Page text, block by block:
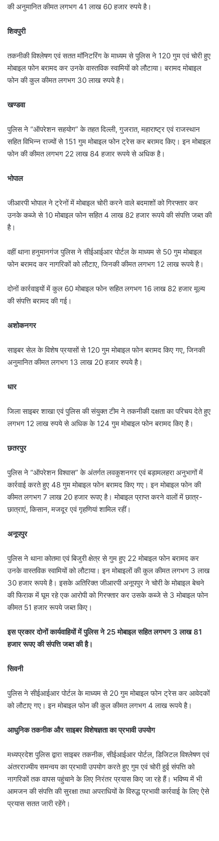
की अनुमानित कीमत लगभग 41 लाख 60 हजार रुपये है।
शिवपुरी
तकनीकी विश्लेषण एवं सतत मॉनिटरिंग के माध्यम से पुलिस ने 120 गुम एवं चोरी हुए
मोबाइल फोन बरामद कर उनके वास्तविक स्वामियों को लौटाया। बरामद मोबाइल
फोन की कुल कीमत लगभग 30 लाख रुपये है।
खण्डवा
पुलिस ने “ऑपरेशन सहयोग” के तहत दिल्ली, गुजरात, महाराष्ट्र एवं राजस्थान
सहित विभिन्न राज्यों से 151 गुम मोबाइल फोन ट्रेस कर बरामद किए। इन मोबाइल
फोन की कीमत लगभग 22 लाख 84 हजार रूपये से अधिक है।
भोपाल
जीआरपी भोपाल ने ट्रेनों में मोबाइल चोरी करने वाले बदमाशों को गिरफ्तार कर
उनके कब्जे से 10 मोबाइल फोन सहित 4 लाख 82 हजार रूपये की संपत्ति जब्‍त की
है।
वहीं थाना हनुमानगंज पुलिस ने सीईआईआर पोर्टल के माध्यम से 50 गुम मोबाइल
फोन बरामद कर नागरिकों को लौटाए, जिनकी कीमत लगभग 12 लाख रूपये है।
दोनों कार्रवाइयों में कुल 60 मोबाइल फोन सहित लगभग 16 लाख 82 हजार मूल्य
की संपत्ति बरामद की गई।
अशोकनगर
साइबर सेल के विशेष प्रयासों से 120 गुम मोबाइल फोन बरामद किए गए, जिनकी
अनुमानित कीमत लगभग 13 लाख 20 हजार रुपये है।
धार
जिला साइबर शाखा एवं पुलिस की संयुक्त टीम ने तकनीकी दक्षता का परिचय देते हुए
लगभग 12 लाख रुपये से अधिक के 124 गुम मोबाइल फोन बरामद किए है।
छतरपुर
पुलिस ने “ऑपरेशन विश्वास” के अंतर्गत लवकुशनगर एवं बड़ामलहरा अनुभागों में
कार्रवाई करते हुए 48 गुम मोबाइल फोन बरामद किए गए। इन मोबाइल फोन की
कीमत लगभग 7 लाख 20 हजार रूपए है। मोबाइल प्राप्त करने वालों में छात्र-
छात्राएं, किसान, मजदूर एवं गृहणियां शामिल रहीं।
अनूपपुर
पुलिस ने थाना कोतमा एवं बिजुरी क्षेत्र से गुम हुए 22 मोबाइल फोन बरामद कर
उनके वास्तविक स्वामियों को लौटाया। इन मोबाइलों की कुल कीमत लगभग 3 लाख
30 हजार रूपये है। इसके अतिरिक्त जीआरपी अनूपपुर ने चोरी के मोबाइल बेचने
की फिराक में घूम रहे एक आरोपी को गिरफ्तार कर उसके कब्जे से 3 मोबाइल फोन
कीमत 51 हजार रूपये जब्त किए।
इस प्रकार दोनों कार्यवाहियों में पुलिस ने 25 मोबाइल सहित लगभग 3 लाख 81
हजार रूपए की संपत्ति जब्‍त की है।
सिवनी
पुलिस ने सीईआईआर पोर्टल के माध्यम से 20 गुम मोबाइल फोन ट्रेस कर आवेदकों
को लौटाए गए। इन मोबाइल फोन की कुल कीमत लगभग 4 लाख रूपये है।
आधुनिक तकनीक और साइबर विशेषज्ञता का प्रभावी उपयोग
मध्यप्रदेश पुलिस द्वारा साइबर तकनीक, सीईआईआर पोर्टल, डिजिटल विश्लेषण एवं
अंतरराज्यीय समन्वय का प्रभावी उपयोग करते हुए गुम एवं चोरी हुई संपत्ति को
नागरिकों तक वापस पहुंचाने के लिए निरंतर प्रयास किए जा रहे हैं। भविष्य में भी
आमजन की संपत्ति की सुरक्षा तथा अपराधियों के विरुद्ध प्रभावी कार्रवाई के लिए ऐसे
प्रयास सतत जारी रहेंगे।